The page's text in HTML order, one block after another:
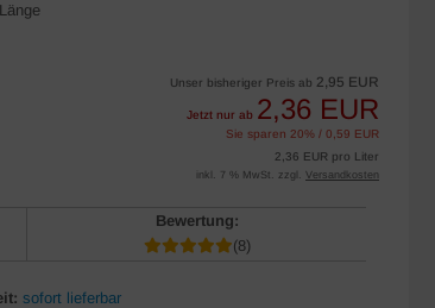
Unser bisheriger Preis ab 2,95 EUR
Jetzt nur ab 2,36 EUR
Sie sparen 20% / 0,59 EUR
2,36 EUR pro Liter
inkl. 7 % MwSt. zzgl. Versandkosten
Bewertung:
(8)
sofort lieferbar